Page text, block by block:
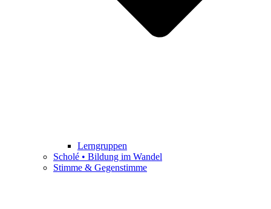
Lerngruppen
Scholé • Bildung im Wandel
Stimme & Gegenstimme